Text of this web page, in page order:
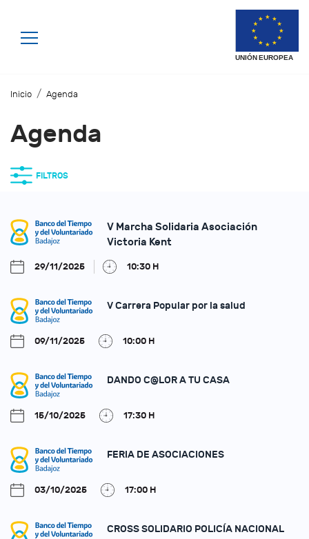
Inicio / Agenda
Agenda
FILTROS
V Marcha Solidaria Asociación
Victoria Kent
29/11/2025 10:30 H
V Carrera Popular por la salud
09/11/2025 10:00 H
DANDO C@LOR A TU CASA
15/10/2025 17:30 H
FERIA DE ASOCIACIONES
03/10/2025 17:00 H
CROSS SOLIDARIO POLICÍA NACIONAL